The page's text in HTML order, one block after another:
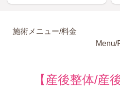
施術メニュー/料金
Menu/
【産後整体/産